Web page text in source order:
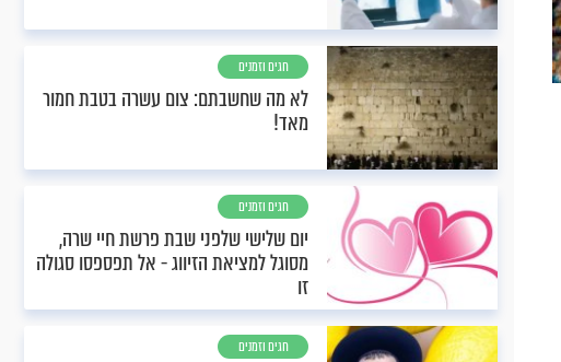
חגים וזמנים
לא מה שחשבתם: צום עשרה בטבת חמור
מאד!
חגים וזמנים
יום שלישי שלפני שבת פרשת חיי שרה,
מסוגל למציאת הזיווג - אל תפספסו סגולה
זו
חגים וזמנים